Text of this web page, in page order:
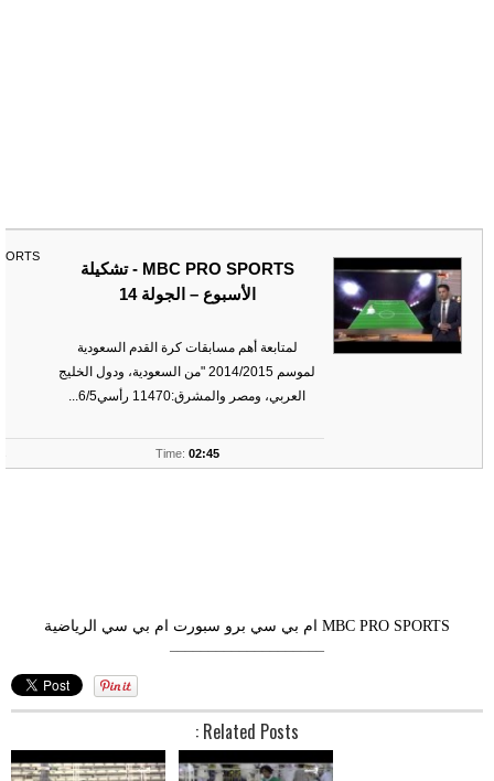
MBC PRO SPORTS - تشكيلة
الأسبوع – الجولة 14
لمتابعة أهم مسابقات كرة القدم السعودية
لموسم 2014/2015 "من السعودية، ودول الخليج
العربي، ومصر والمشرق:11470 رأسي6/5...
Time: 02:45
MBC PRO SPORTS ام بي سي برو سبورت ام بي سي الرياضية
––––––––––––––––––––
Related Posts :